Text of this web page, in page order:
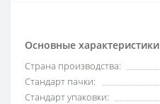
Основные характеристики
Страна производства:
Стандарт пачки:
Стандарт упаковки: